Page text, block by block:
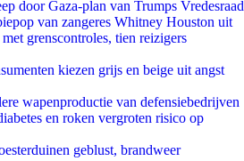
door Gaza-plan van Trumps Vredesraad
van zangeres Whitney Houston uit
grenscontroles, tien reizigers
kiezen grijs en beige uit angst
wapenproductie van defensiebedrijven
en roken vergroten risico op
geblust, brandweer